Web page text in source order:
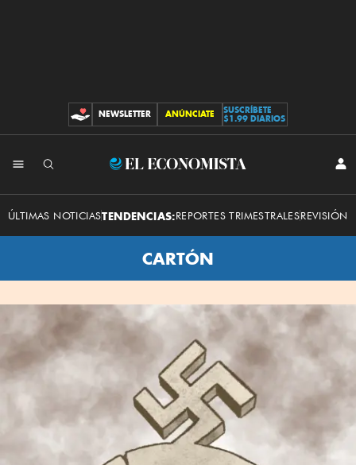
CONTRIBUCIONES
NEWSLETTER ANÚNCIATE
SUSCRÍBETE
$1.99 DIARIOS
El
ÚLTIMAS NOTICIASTENDENCIAS:REPORTES TRIMESTRALESREVISIÓN
CARTÓN